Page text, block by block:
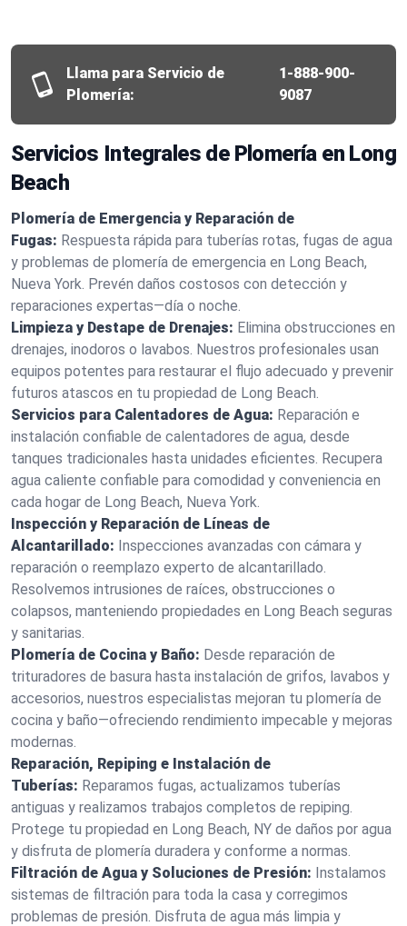
Llama para Servicio de
Plomería:
1-888-900-
9087
Servicios Integrales de Plomería en Long
Beach
Plomería de Emergencia y Reparación de
Fugas: Respuesta rápida para tuberías rotas, fugas de agua
y problemas de plomería de emergencia en Long Beach,
Nueva York. Prevén daños costosos con detección y
reparaciones expertas—día o noche.
Limpieza y Destape de Drenajes: Elimina obstrucciones en
drenajes, inodoros o lavabos. Nuestros profesionales usan
equipos potentes para restaurar el flujo adecuado y prevenir
futuros atascos en tu propiedad de Long Beach.
Servicios para Calentadores de Agua: Reparación e
instalación confiable de calentadores de agua, desde
tanques tradicionales hasta unidades eficientes. Recupera
agua caliente confiable para comodidad y conveniencia en
cada hogar de Long Beach, Nueva York.
Inspección y Reparación de Líneas de
Alcantarillado: Inspecciones avanzadas con cámara y
reparación o reemplazo experto de alcantarillado.
Resolvemos intrusiones de raíces, obstrucciones o
colapsos, manteniendo propiedades en Long Beach seguras
y sanitarias.
Plomería de Cocina y Baño: Desde reparación de
trituradores de basura hasta instalación de grifos, lavabos y
accesorios, nuestros especialistas mejoran tu plomería de
cocina y baño—ofreciendo rendimiento impecable y mejoras
modernas.
Reparación, Repiping e Instalación de
Tuberías: Reparamos fugas, actualizamos tuberías
antiguas y realizamos trabajos completos de repiping.
Protege tu propiedad en Long Beach, NY de daños por agua
y disfruta de plomería duradera y conforme a normas.
Filtración de Agua y Soluciones de Presión: Instalamos
sistemas de filtración para toda la casa y corregimos
problemas de presión. Disfruta de agua más limpia y